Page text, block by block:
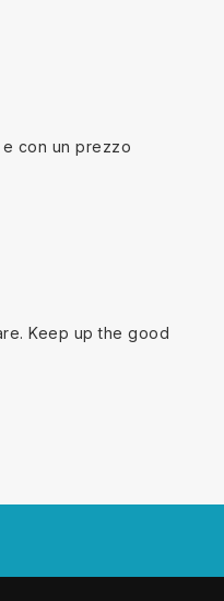
con un prezzo
Keep up the good